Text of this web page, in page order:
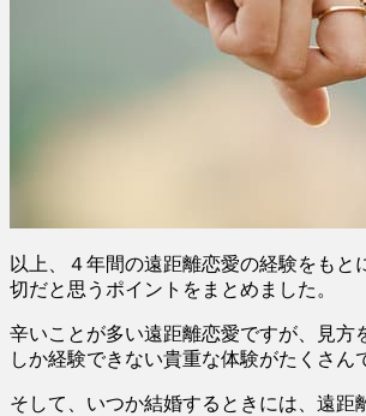
以上、４年間の遠距離恋愛の経験をもと
切だと思うポイントをまとめました。
辛いことが多い遠距離恋愛ですが、見方
しか経験できない貴重な体験がたくさん
そして、いつか結婚するときには、遠距